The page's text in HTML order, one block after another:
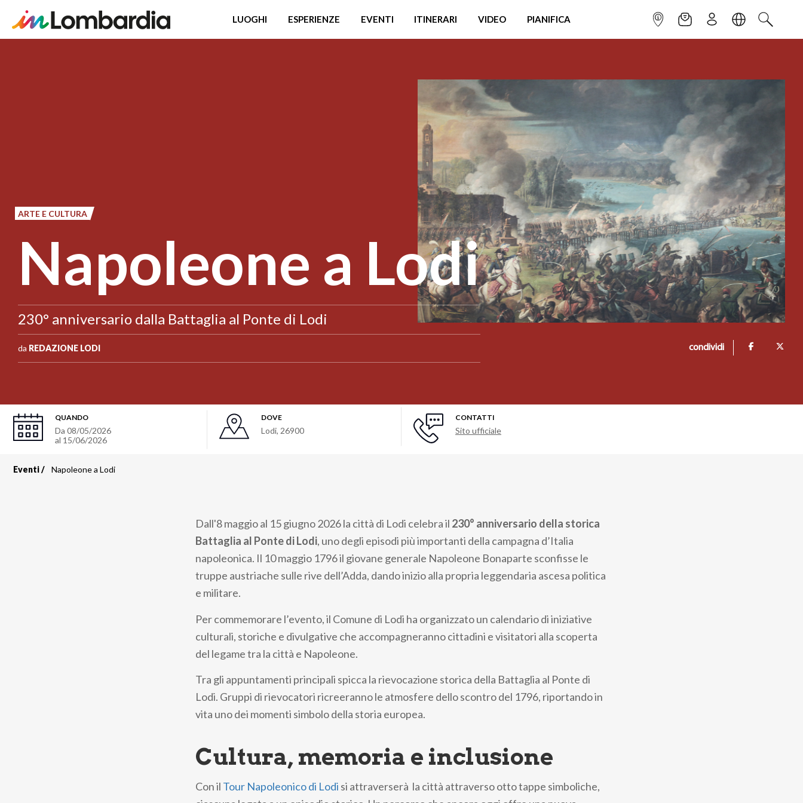
LUOGHI ESPERIENZE EVENTI ITINERARI VIDEO PIANIFICA INFOPOINTNEWSLETTER
ISCRIVITILINGUACERCA
ARTE E CULTURA
Napoleone a Lodi
230° anniversario dalla Battaglia al Ponte di Lodi
da REDAZIONE LODI condividi
QUANDO
Da 08/05/2026
al 15/06/2026
DOVE
Lodi, 26900
CONTATTI
Sito ufficiale
Briciole
Eventi Napoleone a Lodi
Dall'8 maggio al 15 giugno 2026 la città di Lodi celebra il 230° anniversario della storica
Battaglia al Ponte di Lodi, uno degli episodi più importanti della campagna d’Italia
napoleonica. Il 10 maggio 1796 il giovane generale Napoleone Bonaparte sconfisse le
truppe austriache sulle rive dell’Adda, dando inizio alla propria leggendaria ascesa politica
e militare.
Per commemorare l’evento, il Comune di Lodi ha organizzato un calendario di iniziative
culturali, storiche e divulgative che accompagneranno cittadini e visitatori alla scoperta
del legame tra la città e Napoleone.
Tra gli appuntamenti principali spicca la rievocazione storica della Battaglia al Ponte di
Lodi. Gruppi di rievocatori ricreeranno le atmosfere dello scontro del 1796, riportando in
vita uno dei momenti simbolo della storia europea.
Cultura, memoria e inclusione
Con il Tour Napoleonico di Lodi si attraverserà la città attraverso otto tappe simboliche,